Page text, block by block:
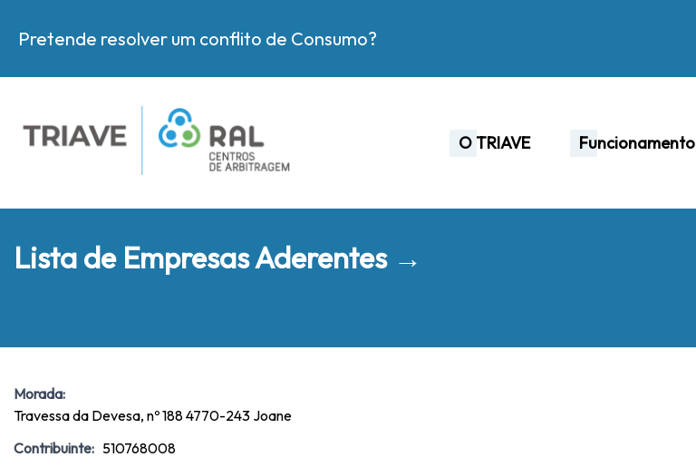
Pretende resolver um conflito de Consumo?
O TRIAVE Funcionamento
Lista de Empresas Aderentes →
Morada:
Travessa da Devesa, nº 188 4770-243 Joane
Contribuinte: 510768008